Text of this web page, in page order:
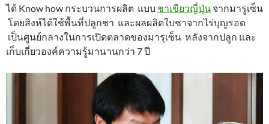
ได้ Know how กระบวนการผลิต แบบ ชาเขียวญี่ปุ่น จากมารูเซ็น
โดยสิงห์ได้ใช้พื้นที่ปลูกชา และผลผลิตใบชาจากไร่บุญรอด
เป็นศูนย์กลางในการเปิดตลาดของมารุเซ็น หลังจากปลูก และ
เก็บเกี่ยวองค์ความรู้มานานกว่า 7 ปี